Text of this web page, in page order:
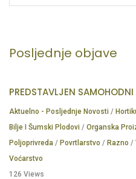
Posljednje objave
PREDSTAVLJEN
Aktuelno - Posljednje Novosti /
Bilje I Šumski Plodovi / Organska
Poljoprivreda / Povrtlarstvo / Razno /
Voćarstvo
126 Views